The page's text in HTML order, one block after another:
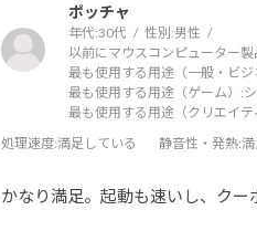
ポッチャ
年代:30代 性別:男性
以前にマウスコンピューター
最も使用する用途（一般・ビジ
最も使用する用途（ゲーム）:
最も使用する用途（クリエイテ
処理速度:満足している 静音性・発熱:
かなり満足。起動も速いし、クー